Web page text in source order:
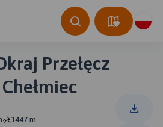
Przełęcz
1447 m